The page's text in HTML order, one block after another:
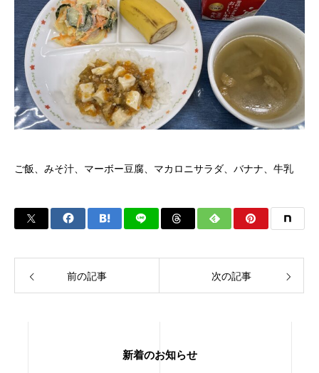
ご飯、みそ汁、マーボー豆腐、マカロニサラダ、バナナ、牛乳
前の記事 次の記事
新着のお知らせ